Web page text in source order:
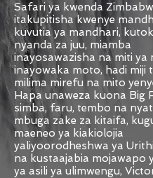
Safari ya kwenda
itakupitisha kwenye
kuvutia ya mandhari,
nyanda za juu, miamba
inayosawazisha na miti ya
inayowaka moto, hadi miji
milima mirefu na mito
Hapa unaweza kuona Big
simba, faru, tembo na
mbuga zake za kitaifa,
maeneo ya kiakiolojia
yaliyoorodheshwa ya
na kustaajabia mojawapo
ya asili ya ulimwengu,